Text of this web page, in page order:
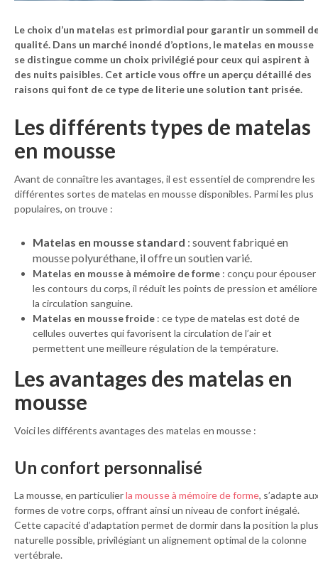
Le choix d’un matelas est primordial pour garantir un sommeil
qualité. Dans un marché inondé d’options, le matelas en mousse
se distingue comme un choix privilégié pour ceux qui aspirent à
des nuits paisibles. Cet article vous offre un aperçu détaillé des
raisons qui font de ce type de literie une solution tant prisée.
Les différents types de matelas
en mousse
Avant de connaître les avantages, il est essentiel de comprendre les
différentes sortes de matelas en mousse disponibles. Parmi les plus
populaires, on trouve :
Matelas en mousse standard : souvent fabriqué en
mousse polyuréthane, il offre un soutien varié.
Matelas en mousse à mémoire de forme : conçu pour épouser
les contours du corps, il réduit les points de pression et améliore
la circulation sanguine.
Matelas en mousse froide : ce type de matelas est doté de
cellules ouvertes qui favorisent la circulation de l’air et
permettent une meilleure régulation de la température.
Les avantages des matelas en
mousse
Voici les différents avantages des matelas en mousse :
Un confort personnalisé
La mousse, en particulierla mousse à mémoire de forme, s’adapte
formes de votre corps, offrant ainsi un niveau de confort inégalé.
Cette capacité d’adaptation permet de dormir dans la position la plus
naturelle possible, privilégiant un alignement optimal de la colonne
vertébrale.